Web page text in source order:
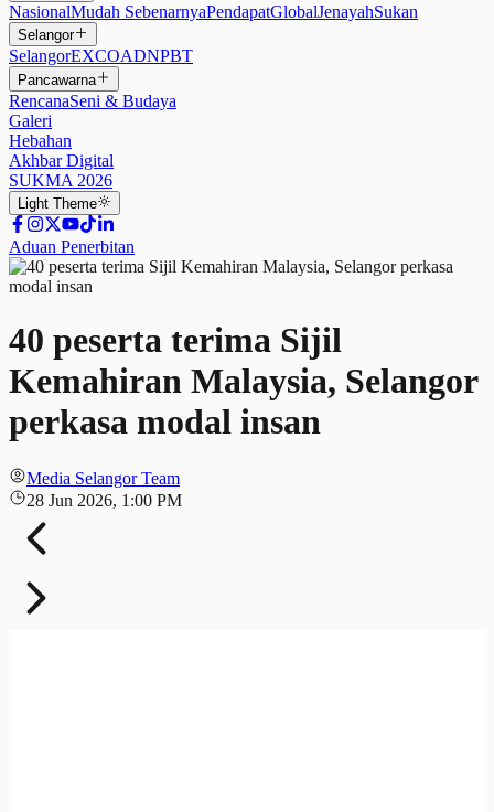
NasionalMudah SebenarnyaPendapatGlobalJenayahSukan
Selangor
SelangorEXCOADNPBT
Pancawarna
RencanaSeni & Budaya
Galeri
Hebahan
Akhbar Digital
SUKMA 2026
Light Theme
Aduan Penerbitan
40 peserta terima Sijil
Kemahiran Malaysia, Selangor
perkasa modal insan
Media Selangor Team
28 Jun 2026, 1:00 PM